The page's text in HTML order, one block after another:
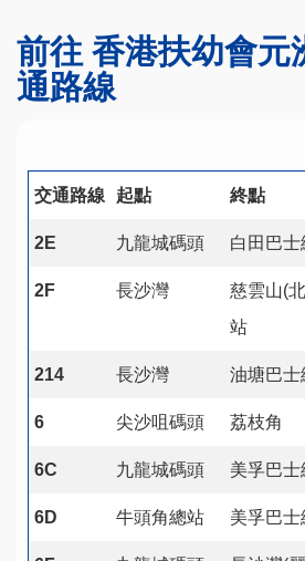
前往 香港扶幼會元
通路線
交通路線 起點 終點
2E 九龍城碼頭 白田巴士
2F 長沙灣
慈雲山(
站
214 長沙灣 油塘巴士
6 尖沙咀碼頭 荔枝角
6C 九龍城碼頭 美孚巴士
6D 牛頭角總站 美孚巴士